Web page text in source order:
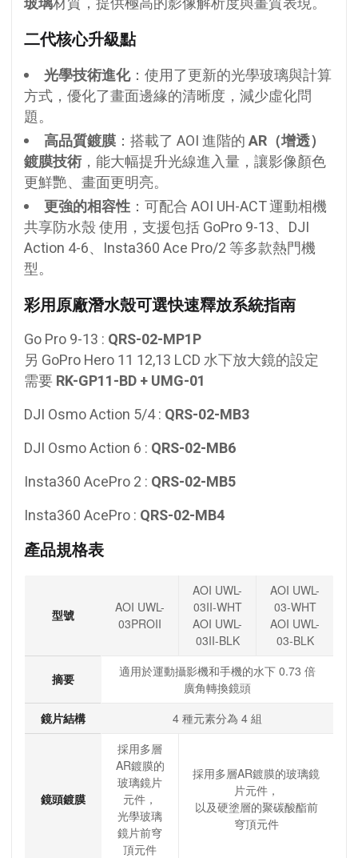
二代核心升級點
光學技術進化：使用了更新的光學玻璃與計算
方式，優化了畫面邊緣的清晰度，減少虛化問
題。
高品質鍍膜 ：搭載了 AOI 進階的AR（增透）
鍍膜技術 ，能大幅提升光線進入量，讓影像顏色
更鮮艷、畫面更明亮。
更強的相容性 ：可配合 AOI UH-ACT 運動相機
共享防水殼 使用，支援包括 GoPro 9-13、DJI
Action 4-6、Insta360 Ace Pro/2 等多款熱門機
型。
彩用原廠潛水殼可選快速釋放系統指南
Go Pro 9-13 : QRS-02-MP1P
另 GoPro Hero 11 12,13 LCD 水下放大鏡的設定
需要RK-GP11-BD + UMG-01
DJI Osmo Action 5/4 : QRS-02-MB3
DJI Osmo Action 6 : QRS-02-MB6
Insta360 AcePro 2 : QRS-02-MB5
Insta360 AcePro : QRS-02-MB4
產品規格表
型號
AOI UWL-
03PROII
AOI UWL-
03II-WHT
AOI UWL-
03II-BLK
AOI UWL-
03-WHT
AOI UWL-
03-BLK
摘要
適用於運動攝影機和手機的水下 0.73 倍
廣角轉換鏡頭
鏡片結構
4 種元素分為 4 組
鏡頭鍍膜
採用多層
AR鍍膜的
玻璃鏡片
元件，
光學玻璃
鏡片前穹
頂元件
採用多層AR鍍膜的玻璃鏡
片元件，
以及硬塗層的聚碳酸酯前
穹頂元件